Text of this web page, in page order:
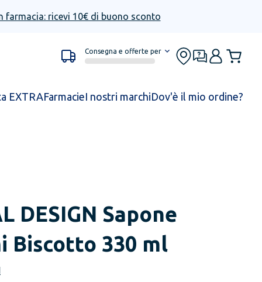
farmacia: ricevi 10€ di buono sconto
Consegna e offerte per
EXTRAFarmacieI nostri marchiDov'è il mio ordine?
DESIGN Sapone
Biscotto 330 ml